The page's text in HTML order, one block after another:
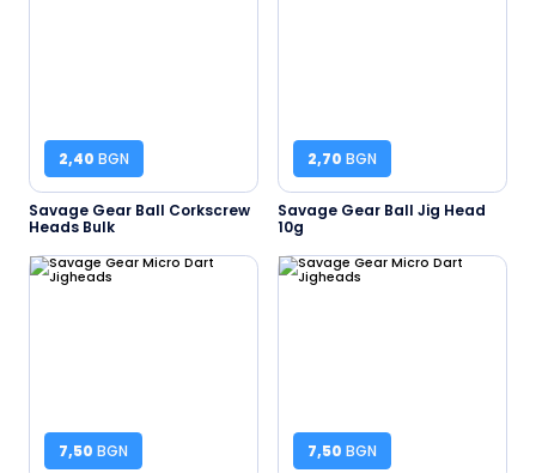
2,40 BGN
Savage Gear Ball Corkscrew
Heads Bulk
2,70 BGN
Savage Gear Ball Jig Head
10g
7,50 BGN 7,50 BGN